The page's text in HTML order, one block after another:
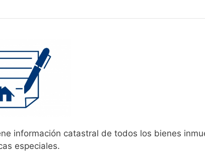
información catastral de todos los bienes
especiales.